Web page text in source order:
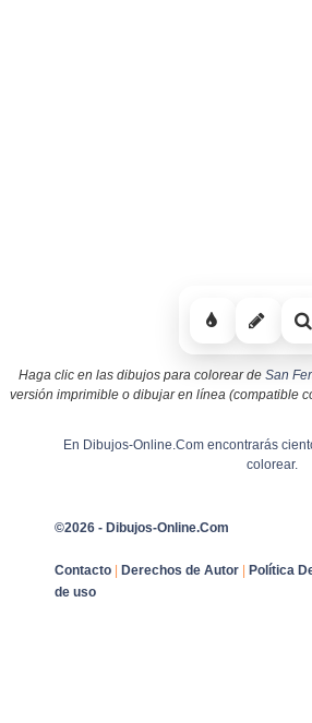
Haga clic en las dibujos para colorear de San
versión imprimible o dibujar en línea (compatible
En Dibujos-Online.Com encontrarás
colorear.
©2026 - Dibujos-Online.Com
Contacto Derechos de Autor Política
de uso